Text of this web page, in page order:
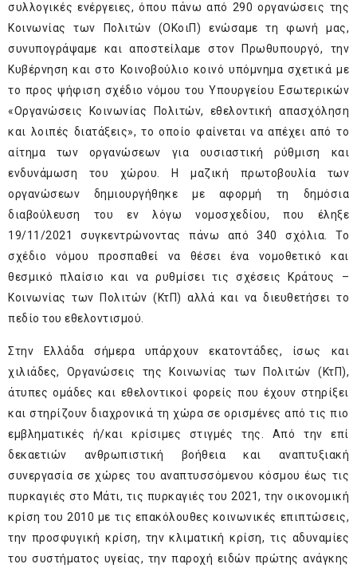
συλλογικές ενέργειες, όπου πάνω από 290 οργανώσεις της
Κοινωνίας των Πολιτών (ΟΚοιΠ) ενώσαμε τη φωνή μας,
συνυπογράψαμε και αποστείλαμε στον Πρωθυπουργό, την
Κυβέρνηση και στο Κοινοβούλιο κοινόυπόμνημα σχετικά με
το προς ψήφιση σχέδιο νόμου του Υπουργείου Εσωτερικών
«Οργανώσεις Κοινωνίας Πολιτών, εθελοντική απασχόληση
και λοιπές διατάξεις», το οποίο φαίνεται να απέχει από το
αίτημα των οργανώσεων για ουσιαστική ρύθμιση και
ενδυνάμωση του χώρου. Η μαζική πρωτοβουλία των
οργανώσεων δημιουργήθηκε με αφορμή τη δημόσια
διαβούλευση του εν λόγω νομοσχεδίου, που έληξε
19/11/2021 συγκεντρώνοντας πάνω από 340 σχόλια. Το
σχέδιο νόμου προσπαθεί να θέσει ένα νομοθετικό και
θεσμικό πλαίσιο και να ρυθμίσει τις σχέσεις Κράτους –
Κοινωνίας των Πολιτών (ΚτΠ) αλλά και να διευθετήσει το
πεδίο του εθελοντισμού.
Στην Ελλάδα σήμερα υπάρχουν εκατοντάδες, ίσως και
χιλιάδες, Οργανώσεις της Κοινωνίας των Πολιτών (ΚτΠ),
άτυπες ομάδες και εθελοντικοί φορείς που έχουν στηρίξει
και στηρίζουν διαχρονικά τη χώρα σε ορισμένες από τις πιο
εμβληματικές ή/και κρίσιμες στιγμές της. Από την επί
δεκαετιών ανθρωπιστική βοήθεια και αναπτυξιακή
συνεργασία σε χώρες του αναπτυσσόμενου κόσμου έως τις
πυρκαγιές στο Μάτι, τις πυρκαγιές του 2021, την οικονομική
κρίση του 2010 με τις επακόλουθες κοινωνικές επιπτώσεις,
την προσφυγική κρίση, την κλιματική κρίση, τις αδυναμίες
του συστήματος υγείας, την παροχή ειδών πρώτης ανάγκης